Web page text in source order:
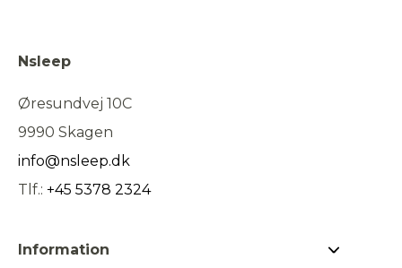
Nsleep
Øresundvej 10C
9990 Skagen
info@nsleep.dk
Tlf.: +45 5378 2324
Information